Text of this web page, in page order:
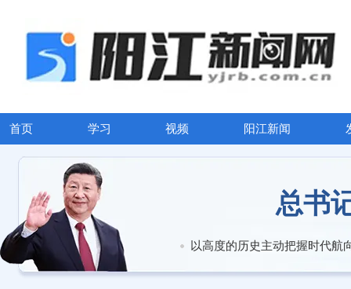
首页 学习 视频 阳江新闻
总书
以高度的历史主动把握时代航